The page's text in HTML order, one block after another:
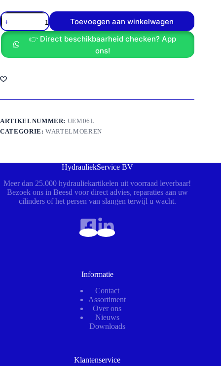
Wartel
M12x1.5
aantal
Toevoegen aan winkelwagen
👉 Direct beschikbaarheid checken? App
ons!
ARTIKELNUMMER: UEM06L
CATEGORIE:WARTELMOEREN
HydrauliekService BV
Meer dan 25.000 hydrauliekartikelen uit voorraad leverbaar!
Bezoek ons in Beesd voor direct advies, reparaties aan uw
cilinders of het persen van slangen terwijl u wacht.
Informatie
Contact
Assortiment
Over ons
Nieuws
Downloads
Klantenservice